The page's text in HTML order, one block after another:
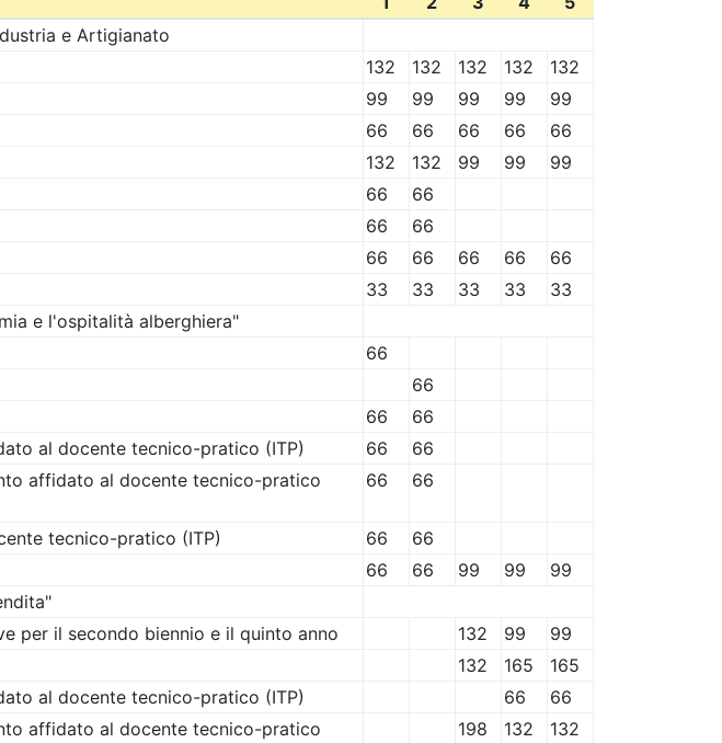
e Artigianato
132 132 132 132
132
99 99 99 99
99
66 66 66 66
66
132 132 99 99
99
66
66
66
66
66 66 66 66
66
33 33 33 33
33
e l'ospitalità alberghiera"
66
66
66
66
al docente tecnico-pratico (ITP)
66
66
affidato al docente tecnico-pratico
66 66
tecnico-pratico (ITP) 66
66
66 66 99 99
99
per il secondo biennio e il quinto anno
132 99
99
132 165
165
al docente tecnico-pratico (ITP)
66
66
affidato al docente tecnico-pratico
198 132 132